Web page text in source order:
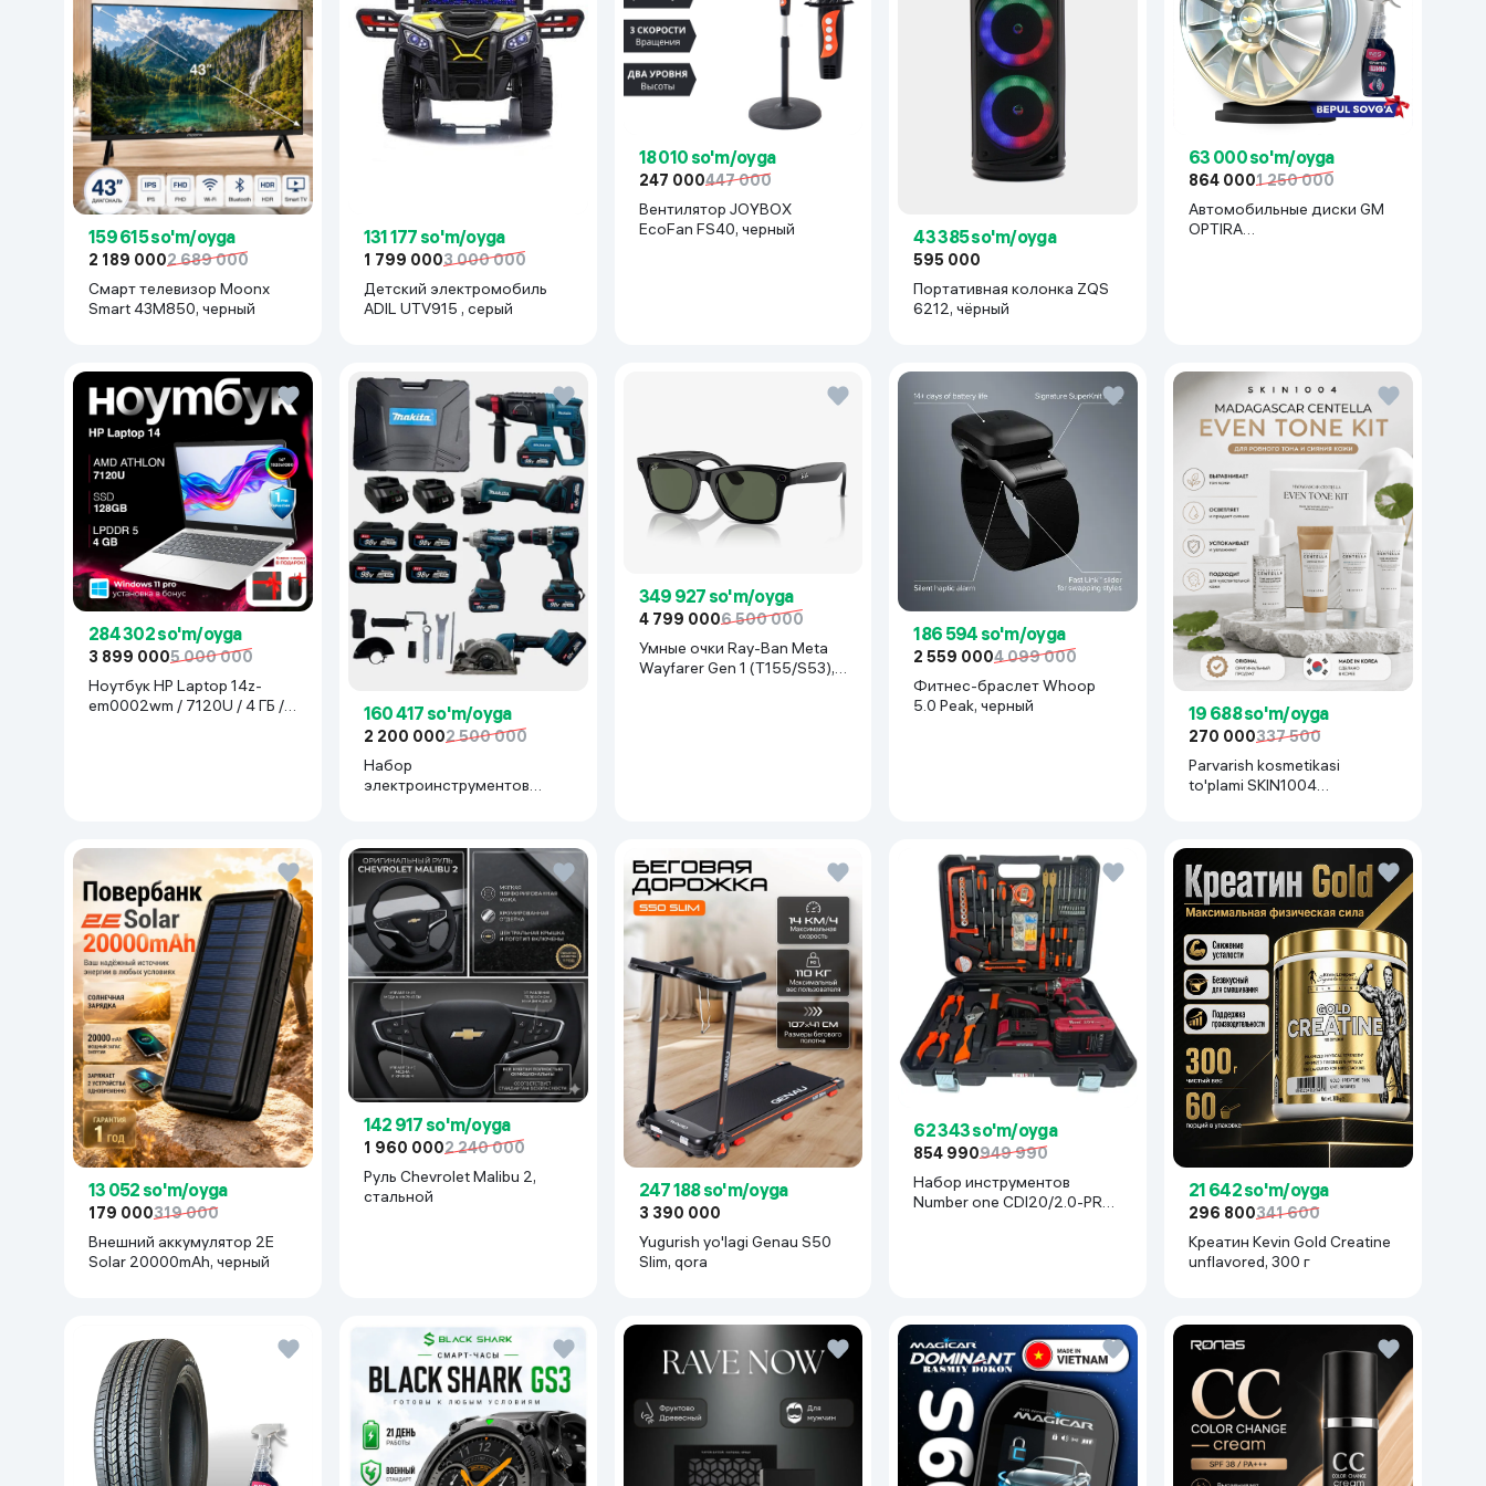
159 615 so'm/oyga
2 189 0002 689 000
Смарт телевизор Moonx
Smart 43M850, черный
131 177 so'm/oyga
1 799 0003 000 000
Детский электромобиль
ADIL UTV915 , серый
18 010 so'm/oyga
247 000447 000
Вентилятор JOYBOX
EcoFan FS40, черный
43 385 so'm/oyga
595 000
Портативная колонка ZQS
6212, чёрный
63 000 so'm/oyga
864 0001 250 000
Автомобильные диски GM
OPTIRA
284 302 so'm/oyga
3 899 0005 000 000
Ноутбук HP Laptop 14z-
em0002wm / 7120U / 4 ГБ /
160 417 so'm/oyga
2 200 0002 500 000
Набор
электроинструментов
349 927 so'm/oyga
4 799 0006 500 000
Умные очки Ray-Ban Meta
Wayfarer Gen 1 (T155/S53),
186 594 so'm/oyga
2 559 0004 099 000
Фитнес-браслет Whoop
5.0 Peak, черный
19 688 so'm/oyga
270 000337 500
Parvarish kosmetikasi
to'plami SKIN1004
13 052 so'm/oyga
179 000319 000
Внешний аккумулятор 2E
Solar 20000mAh, черный
142 917 so'm/oyga
1 960 0002 240 000
Руль Chevrolet Malibu 2,
cтальной
247 188 so'm/oyga
3 390 000
Yugurish yo'lagi Genau S50
Slim, qora
62 343 so'm/oyga
854 990949 990
Набор инструментов
Number one CDI20/2.0-PRO-
21 642 so'm/oyga
296 800341 600
Креатин Kevin Gold Creatine
unflavored, 300 г